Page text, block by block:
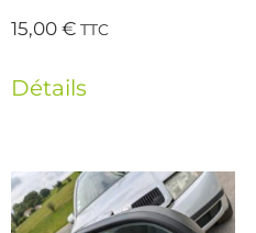
15,00€ TTC
Détails